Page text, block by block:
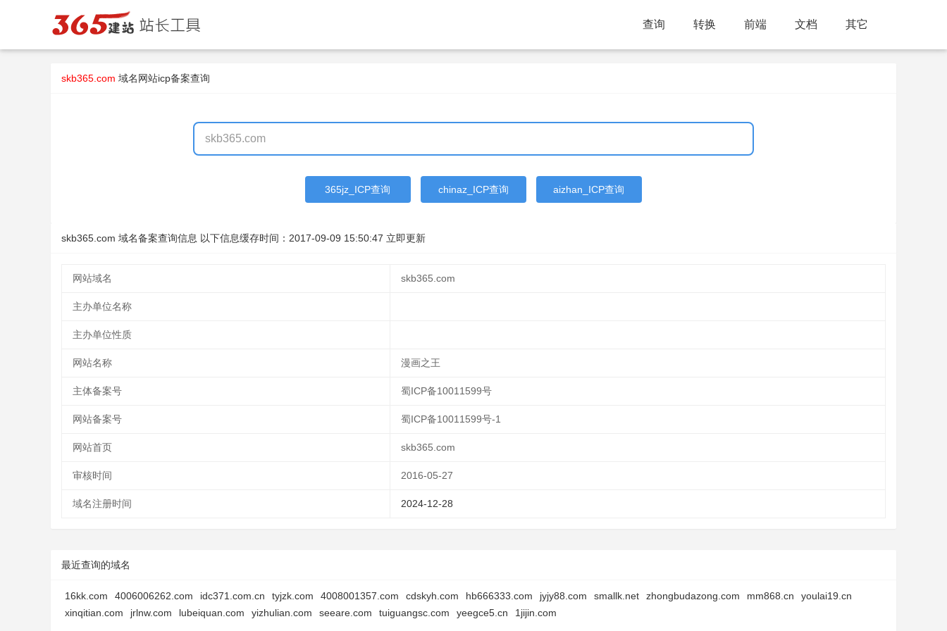
查询 转换 前端 文档 其它
skb365.com 域名网站icp备案查询
365jz_ICP查询 chinaz_ICP查询 aizhan_ICP查询
skb365.com 域名备案查询信息 以下信息缓存时间： 2017-09-09 15:50:47 立即更新
网站域名 skb365.com
主办单位名称
主办单位性质
网站名称 漫画之王
主体备案号 蜀ICP备10011599号
网站备案号 蜀ICP备10011599号-1
网站首页 skb365.com
审核时间 2016-05-27
域名注册时间 2024-12-28
最近查询的域名
16kk.com 4006006262.com idc371.com.cn tyjzk.com 4008001357.com cdskyh.com hb666333.com jyjy88.com smallk.net zhongbudazong.com mm868.cn
youlai19.cn
xinqitian.com
jrlnw.com lubeiquan.com yizhulian.com seeare.com tuiguangsc.com yeegce5.cn 1jijin.com